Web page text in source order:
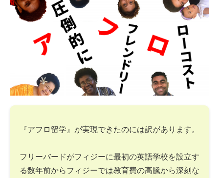
『アフロ留学』が実現できたのには訳があります。
フリーバードがフィジーに最初の英語学校を設立す
る数年前からフィジーでは教育費の高騰から深刻な